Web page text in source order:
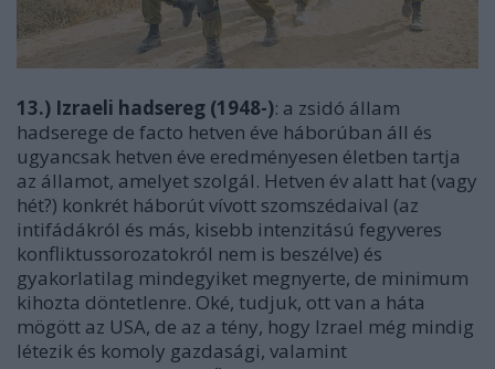
13.) Izraeli hadsereg (1948-): a zsidó állam
hadserege de facto hetven éve háborúban áll és
ugyancsak hetven éve eredményesen életben tartja
az államot, amelyet szolgál. Hetven év alatt hat (vagy
hét?) konkrét háborút vívott szomszédaival (az
intifádákról és más, kisebb intenzitású fegyveres
konfliktussorozatokról nem is beszélve) és
gyakorlatilag mindegyiket megnyerte, de minimum
kihozta döntetlenre. Oké, tudjuk, ott van a háta
mögött az USA, de az a tény, hogy Izrael még mindig
létezik és komoly gazdasági, valamint